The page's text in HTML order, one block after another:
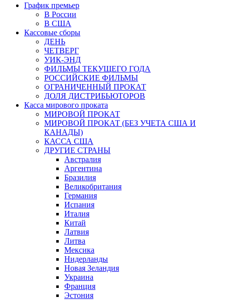
График премьер
В России
В США
Кассовые сборы
ДЕНЬ
ЧЕТВЕРГ
УИК-ЭНД
ФИЛЬМЫ ТЕКУЩЕГО ГОДА
РОССИЙСКИЕ ФИЛЬМЫ
ОГРАНИЧЕННЫЙ ПРОКАТ
ДОЛЯ ДИСТРИБЬЮТОРОВ
Касса мирового проката
МИРОВОЙ ПРОКАТ
МИРОВОЙ ПРОКАТ (БЕЗ УЧЕТА США И
КАНАДЫ)
КАССА США
ДРУГИЕ СТРАНЫ
Австралия
Аргентина
Бразилия
Великобритания
Германия
Испания
Италия
Китай
Латвия
Литва
Мексика
Нидерланды
Новая Зеландия
Украина
Франция
Эстония